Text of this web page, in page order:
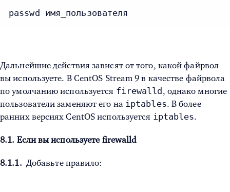
passwd имя_пользователя
Дальнейшие действия зависят от того, какой файрвол
вы используете. В CentOS Stream 9 в качестве файрвола
по умолчанию используется firewalld , однако многие
пользователи заменяют его на iptables. В более
ранних версиях CentOS используется iptables.
8.1. Если вы используете firewalld
8.1.1. Добавьте правило: